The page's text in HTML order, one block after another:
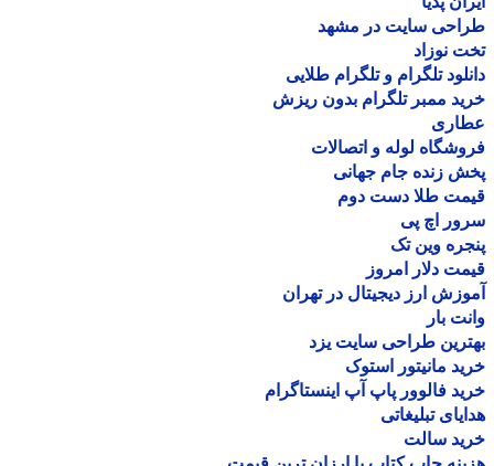
سایت در مشهد
نوزاد
تلگرام و تلگرام طلایی
ممبر تلگرام بدون ریزش
لوله و اتصالات
زنده جام جهانی
طلا دست دوم
اچ پی
وین تک
دلار امروز
ارز دیجیتال در تهران
بار
طراحی سایت یزد
مانیتور استوک
فالوور پاپ آپ اینستاگرام
تبلیغاتی
سالت